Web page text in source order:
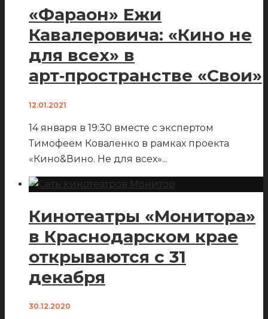
«Фараон» Ежи
Кавалеровича: «Кино не
для всех» в
арт‑пространстве «Свои»
12.01.2021
14 января в 19:30 вместе с экспертом
Тимофеем Коваленко в рамках проекта
«Кино&Вино. Не для всех»...
Кинотеатры «Монитора»
в Краснодарском крае
открываются с 31
декабря
30.12.2020